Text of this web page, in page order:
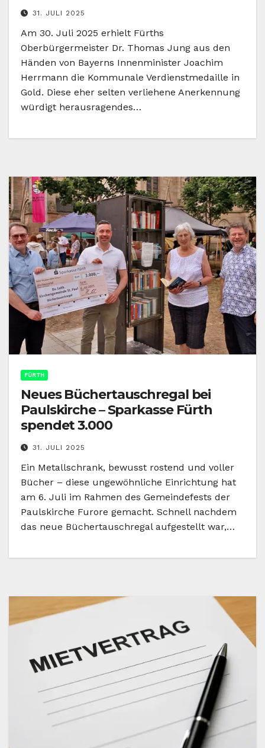
31. JULI 2025
Am 30. Juli 2025 erhielt Fürths
Oberbürgermeister Dr. Thomas Jung aus den
Händen von Bayerns Innenminister Joachim
Herrmann die Kommunale Verdienstmedaille in
Gold. Diese eher selten verliehene Anerkennung
würdigt herausragendes…
FÜRTH
Neues Büchertauschregal bei
Paulskirche – Sparkasse Fürth
spendet 3.000
31. JULI 2025
Ein Metallschrank, bewusst rostend und voller
Bücher – diese ungewöhnliche Einrichtung hat
am 6. Juli im Rahmen des Gemeindefests der
Paulskirche Furore gemacht. Schnell nachdem
das neue Büchertauschregal aufgestellt war,…